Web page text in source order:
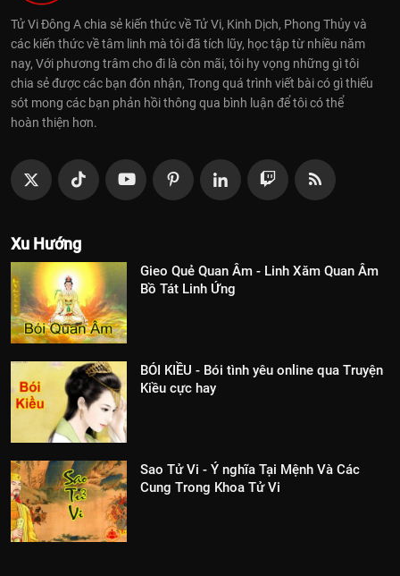
Tử Vi Đông A chia sẻ kiến thức về Tử Vi, Kinh Dịch, Phong Thủy và
các kiến thức về tâm linh mà tôi đã tích lũy, học tập từ nhiều năm
nay, Với phương trâm cho đi là còn mãi, tôi hy vọng những gì tôi
chia sẻ được các bạn đón nhận, Trong quá trình viết bài có gì thiếu
sót mong các bạn phản hồi thông qua bình luận để tôi có thể
hoàn thiện hơn.
Xu Hướng
Gieo Quẻ Quan Âm - Linh Xăm Quan Âm
Bồ Tát Linh Ứng
BÓI KIỀU - Bói tình yêu online qua Truyện
Kiều cực hay
Sao Tử Vi - Ý nghĩa Tại Mệnh Và Các
Cung Trong Khoa Tử Vi